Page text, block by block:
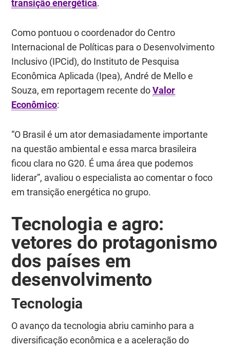
transição energética.
Como pontuou o coordenador do Centro
Internacional de Políticas para o Desenvolvimento
Inclusivo (IPCid), do Instituto de Pesquisa
Econômica Aplicada (Ipea), André de Mello e
Souza, em reportagem recente doValor
Econômico:
“O Brasil é um ator demasiadamente importante
na questão ambiental e essa marca brasileira
ficou clara no G20. É uma área que podemos
liderar”, avaliou o especialista ao comentar o foco
em transição energética no grupo.
Tecnologia e agro:
vetores do protagonismo
dos países em
desenvolvimento
Tecnologia
O avanço da tecnologia abriu caminho para a
diversificação econômica e a aceleração do